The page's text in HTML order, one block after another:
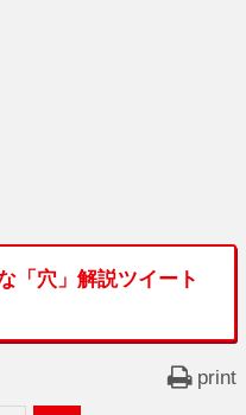
「穴」解説ツイート
print